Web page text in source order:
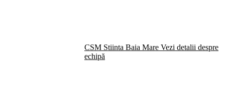
CSM Stiinta Baia Mare Vezi detalii despre
echipă